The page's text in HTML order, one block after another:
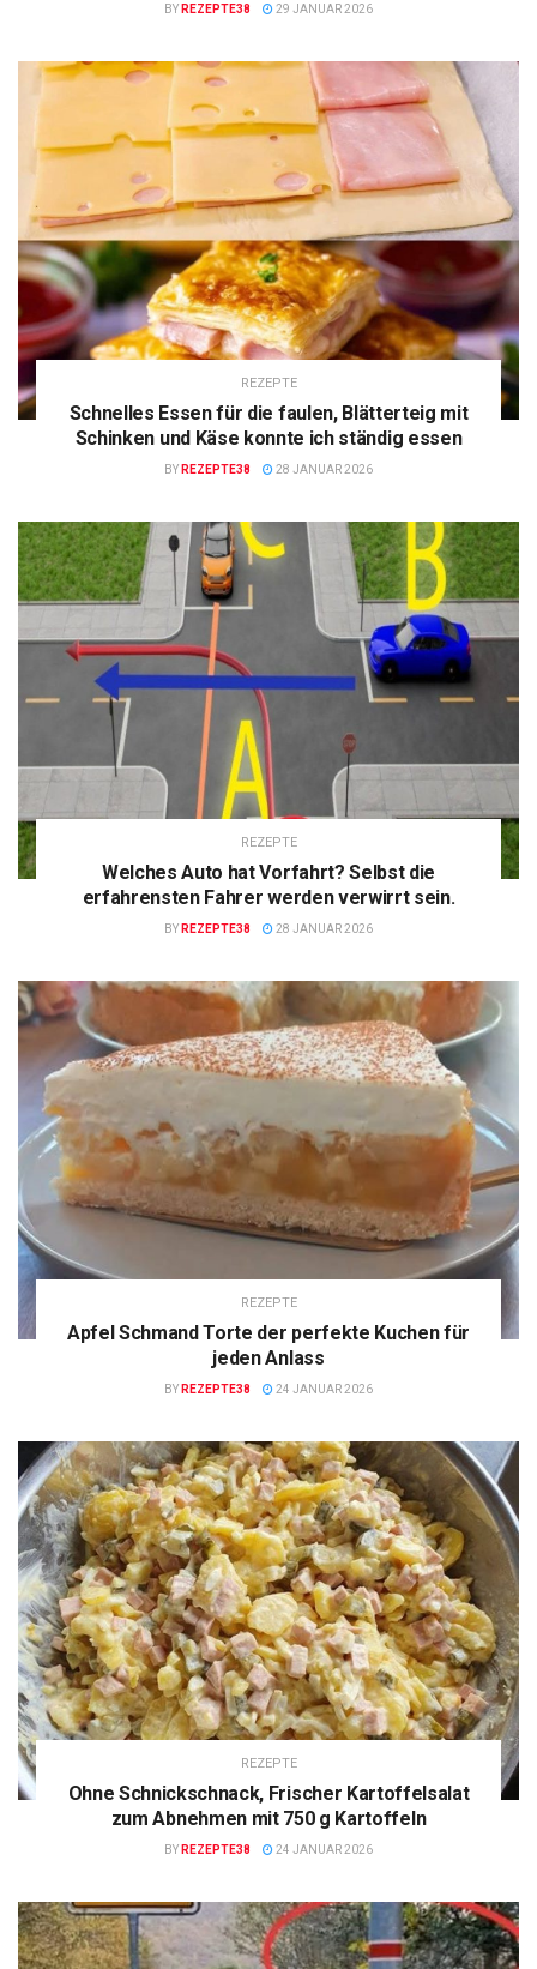
BY REZEPTE38 29 JANUAR 2026
REZEPTE
Schnelles Essen für die faulen, Blätterteig mit
Schinken und Käse konnte ich ständig essen
BY REZEPTE38 28 JANUAR 2026
REZEPTE
Welches Auto hat Vorfahrt? Selbst die
erfahrensten Fahrer werden verwirrt sein.
BY REZEPTE38 28 JANUAR 2026
REZEPTE
Apfel Schmand Torte der perfekte Kuchen für
jeden Anlass
BY REZEPTE38 24 JANUAR 2026
REZEPTE
Ohne Schnickschnack, Frischer Kartoffelsalat
zum Abnehmen mit 750 g Kartoffeln
BY REZEPTE38 24 JANUAR 2026